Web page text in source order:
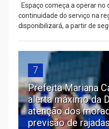
Espaço começa a operar no
continuidade do serviço na
disponibilizará, a partir de
7
Prefeita Mariana
alerta máximo da
atenção dos
previsão de